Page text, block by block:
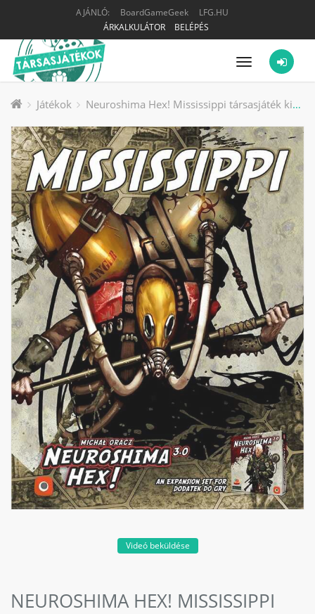
AJÁNLÓ: BoardGameGeek
LFG.HU
ÁRKALKULÁTOR
BELÉPÉS
Menü
Játékok Neuroshima Hex! Mississippi társasjáték kiegészítő
Videó beküldése
NEUROSHIMA HEX! MISSISSIPPI